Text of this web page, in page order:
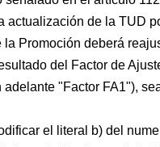
actualización de la TUD
la Promoción deberá
del Factor de
adelante "Factor FA1"),
el literal b) del